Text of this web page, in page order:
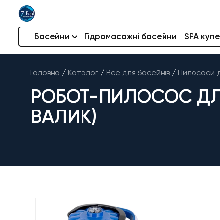
Басейни Гідромасажні басейни SPA
Головна / Каталог / Все для басейнів / Пилососи
РОБОТ-ПИЛОСОС ДЛЯ
ВАЛИК)